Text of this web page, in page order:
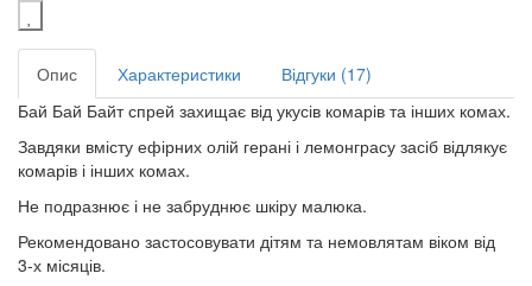
Опис Характеристики
Відгуки (17)
Бай Бай Байт спрей захищає від укусів комарів та інших комах.
Завдяки вмісту ефірних олій герані і лемонграсу засіб відлякує
комарів і інших комах.
Не подразнює і не забруднює шкіру малюка.
Рекомендовано застосовувати дітям та немовлятам віком від
3-х місяців.